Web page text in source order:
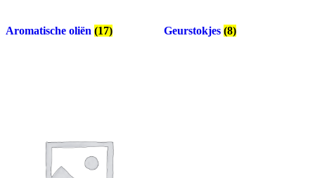
Aromatische oliën (17) Geurstokjes (8)